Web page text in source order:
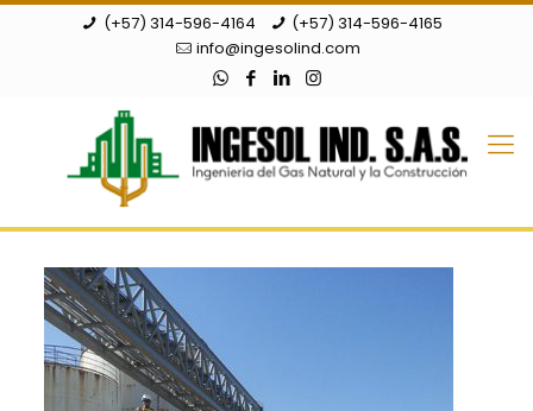
(+57) 314-596-4164
(+57) 314-596-4165
info@ingesolind.com